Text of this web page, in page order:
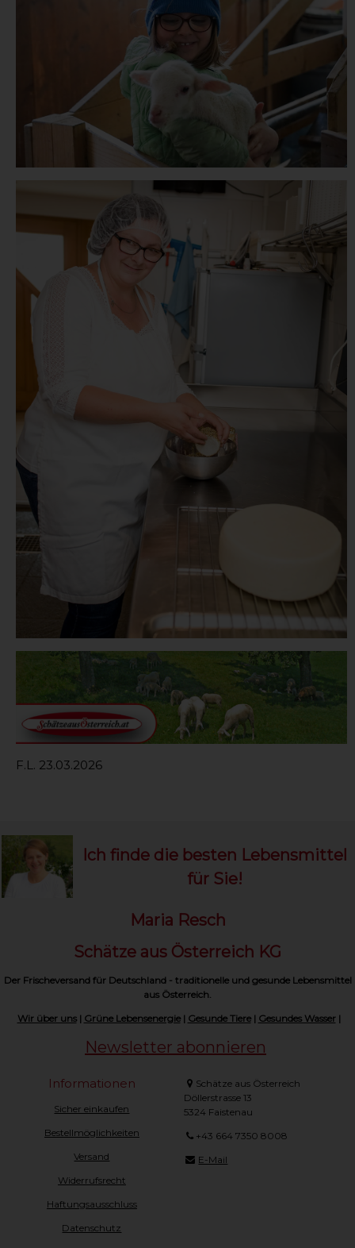
F.L. 23.03.2026
Ich finde die besten Lebensmittel
für Sie!
Maria Resch
Schätze aus Österreich KG
Der Frischeversand für Deutschland - traditionelle und gesunde Lebensmittel
aus Österreich.
Wir über uns| Grüne Lebensenergie| Gesunde Tiere| Gesundes Wasser|
Newsletter abonnieren
Informationen
Sicher einkaufen
Bestellmöglichkeiten
Versand
Widerrufsrecht
Haftungsausschluss
Datenschutz
Schätze aus Österreich
Döllerstrasse 13
5324 Faistenau
+43 664 7350 8008
E-Mail